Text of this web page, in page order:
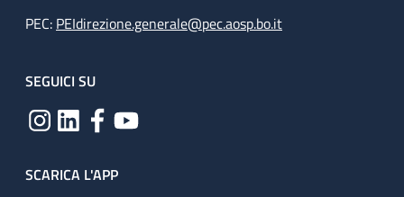
PEC: PEIdirezione.generale@pec.aosp.bo.it
SEGUICI SU
SCARICA L'APP